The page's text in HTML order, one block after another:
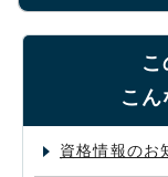
こ
資格情報のお